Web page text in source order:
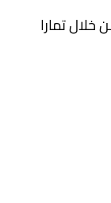
خلال تمارا